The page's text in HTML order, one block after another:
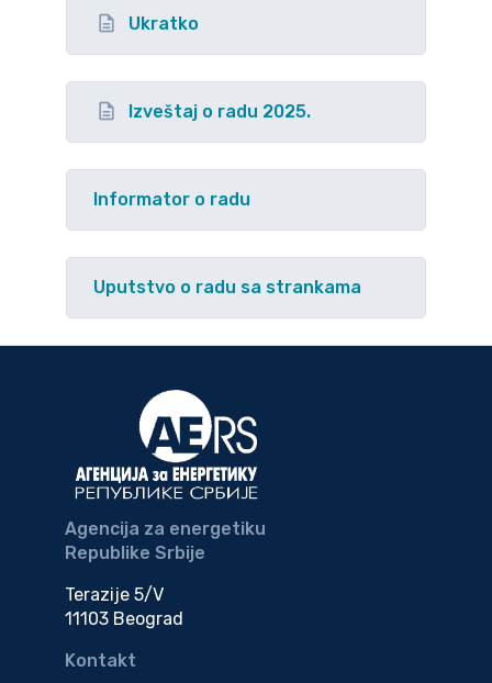
Ukratko
Izveštaj o radu 2025.
Informator o radu
Uputstvo o radu sa strankama
Agencija za energetiku
Republike Srbije
Terazije 5/V
11103 Beograd
Kontakt